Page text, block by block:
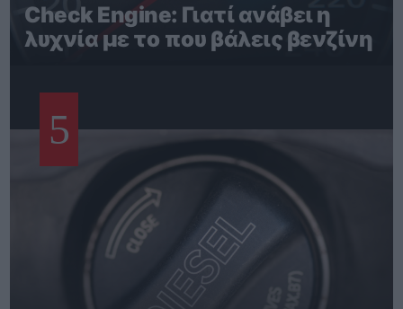
Check Engine: Γιατί ανάβει η
λυχνία με το που βάλεις βενζίνη
5